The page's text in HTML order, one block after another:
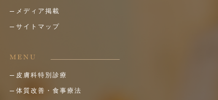
メディア掲載
サイトマップ
MENU
皮膚科特別診療
体質改善・食事療法